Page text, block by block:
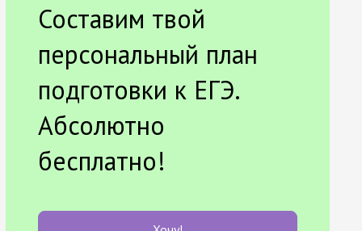
Составим твой
персональный план
подготовки к ЕГЭ.
Абсолютно
бесплатно!